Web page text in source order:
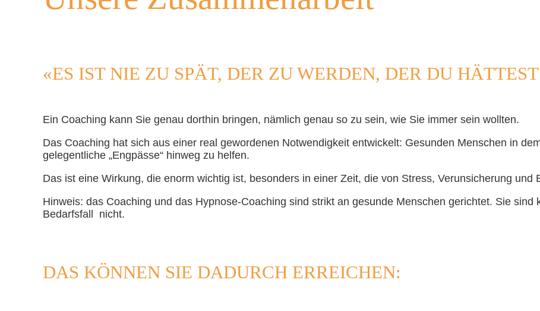
«ES IST NIE ZU SPÄT, DER ZU WERDEN, DER DU
Ein Coaching kann Sie genau dorthin bringen, nämlich genau so zu sein, wie Sie immer sein wollten.
Das Coaching hat sich aus einer real gewordenen Notwendigkeit entwickelt: Gesunden Menschen in
gelegentliche „Engpässe“ hinweg zu helfen.
Das ist eine Wirkung, die enorm wichtig ist, besonders in einer Zeit, die von Stress, Verunsicherung und
Hinweis: das Coaching und das Hypnose-Coaching sind strikt an gesunde Menschen gerichtet. Sie sind
Bedarfsfall nicht.
DAS KÖNNEN SIE DADURCH ERREICHEN: